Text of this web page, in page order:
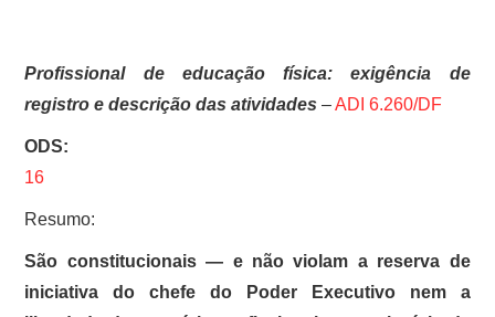
Profissional de educação física: exigência de
registro e descrição das atividades–ADI 6.260/DF
ODS:
16
Resumo:
São constitucionais — e não violam a reserva de
iniciativa do chefe do Poder Executivo nem a